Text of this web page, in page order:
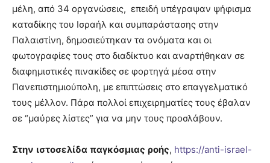
μέλη, από 34 οργανώσεις, επειδή υπέγραψαν ψήφισμα
καταδίκης του Ισραήλ και συμπαράστασης στην
Παλαιστίνη, δημοσιεύτηκαν τα ονόματα και οι
φωτογραφίες τους στο διαδίκτυο και αναρτήθηκαν σε
διαφημιστικές πινακίδες σε φορτηγά μέσα στην
Πανεπιστημιούπολη, με επιπτώσεις στο επαγγελματικό
τους μέλλον. Πάρα πολλοί επιχειρηματίες τους έβαλαν
σε “μαύρες λίστες” για να μην τους προσλάβουν.
Στην ιστοσελίδα παγκόσμιας ροής, https://anti-israel-